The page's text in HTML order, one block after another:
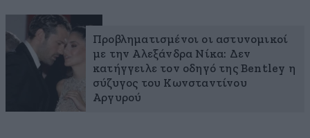
Προβληματισμένοι οι αστυνομικοί
με την Αλεξάνδρα Νίκα: Δεν
κατήγγειλε τον οδηγό της Bentley η
σύζυγος του Κωνσταντίνου
Αργυρού